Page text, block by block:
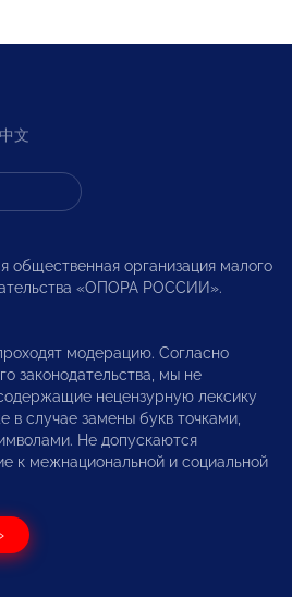
中文
организация малого
«ОПОРА РОССИИ».
модерацию. Согласно
законодательства, мы не
нецензурную лексику
в случае замены букв точками,
Не допускаются
к межнациональной и социальной